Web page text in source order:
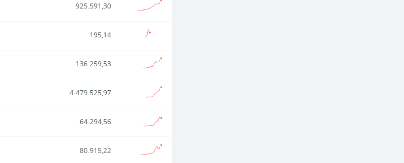
925.591,30
195,14
136.259,53
4.479.525,97
64.294,56
80.915,22